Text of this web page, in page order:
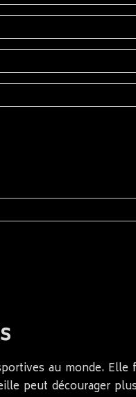
au monde.
peut décourager